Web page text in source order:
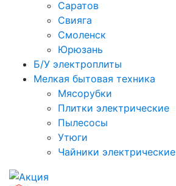
Саратов
Свияга
Смоленск
Юрюзань
Б/У электроплиты
Мелкая бытовая техника
Мясорубки
Плитки электрические
Пылесосы
Утюги
Чайники электрические